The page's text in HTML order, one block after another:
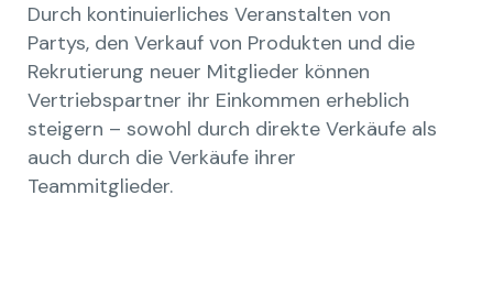
Durch kontinuierliches Veranstalten von
Partys, den Verkauf von Produkten und die
Rekrutierung neuer Mitglieder können
Vertriebspartner ihr Einkommen erheblich
steigern – sowohl durch direkte Verkäufe als
auch durch die Verkäufe ihrer
Teammitglieder.